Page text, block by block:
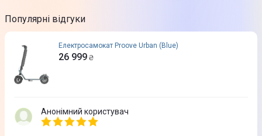
Популярні відгуки
Електросамокат Proove Urban (Blue)
26 999 ₴
Анонімний користувач